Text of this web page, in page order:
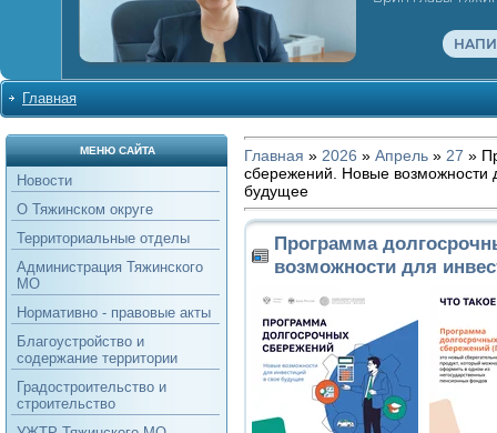
Главная
МЕНЮ САЙТА
Новости
О Тяжинском округе
Территориальные отделы
Администрация Тяжинского
МО
Нормативно - правовые акты
Благоустройство и
содержание территории
Градостроительство и
строительство
Главная » 2026 » Апрель » 27 »
сбережений. Новые возможности
будущее
Программа
возможности для